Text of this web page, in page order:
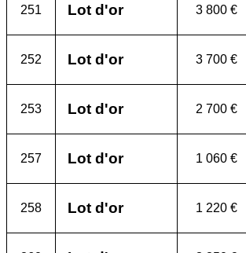
251 Lot d'or 3 800 €
252 Lot d'or 3 700 €
253 Lot d'or 2 700 €
257 Lot d'or 1 060 €
258 Lot d'or 1 220 €